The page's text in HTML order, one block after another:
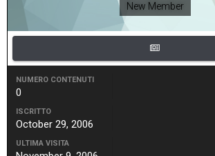
New Member
NUMERO CONTENUTI
0
ISCRITTO
October 29, 2006
ULTIMA VISITA